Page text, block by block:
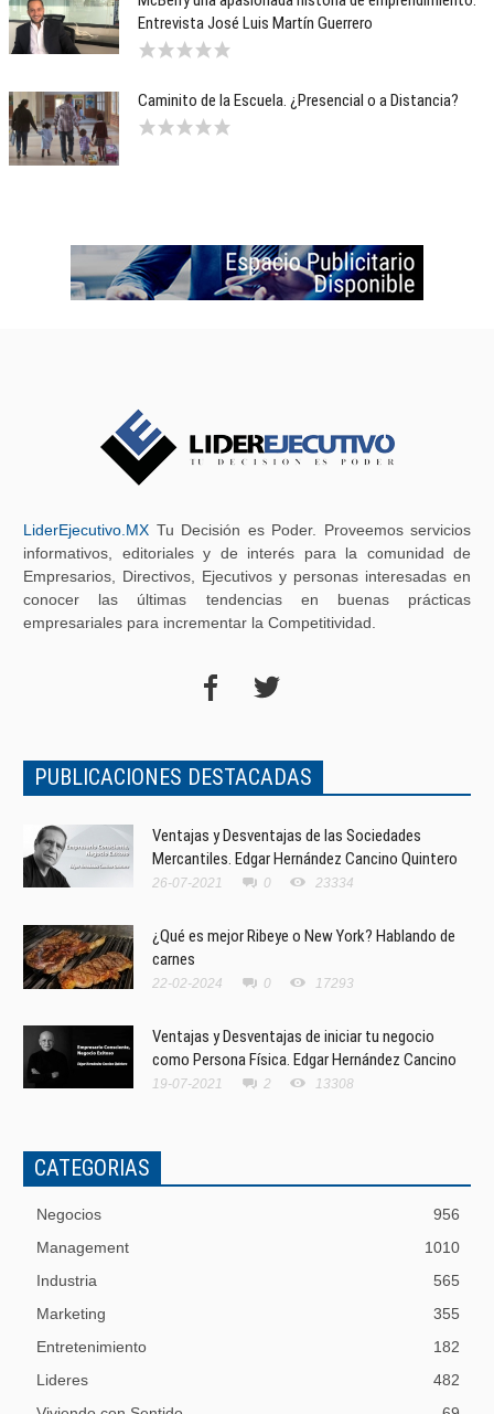
Entrevista José Luis Martín Guerrero
Caminito de la Escuela. ¿Presencial o a Distancia?
LiderEjecutivo.MX Tu Decisión es Poder. Proveemos servicios
informativos, editoriales y de interés para la comunidad de
Empresarios, Directivos, Ejecutivos y personas interesadas en
conocer las últimas tendencias en buenas prácticas
empresariales para incrementar la Competitividad.
PUBLICACIONES DESTACADAS
Ventajas y Desventajas de las Sociedades
Mercantiles. Edgar Hernández Cancino Quintero
26-07-2021 0 23334
¿Qué es mejor Ribeye o New York? Hablando de
carnes
22-02-2024 0 17293
Ventajas y Desventajas de iniciar tu negocio
como Persona Física. Edgar Hernández Cancino
19-07-2021 2 13308
CATEGORIAS
Negocios
956
Management
1010
Industria
565
Marketing
355
Entretenimiento
182
Lideres
482